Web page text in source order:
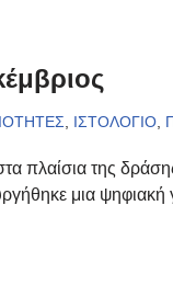
, ΙΣΤΟΛΟΓΙΟ,
πλαίσια της
μια ψηφιακή